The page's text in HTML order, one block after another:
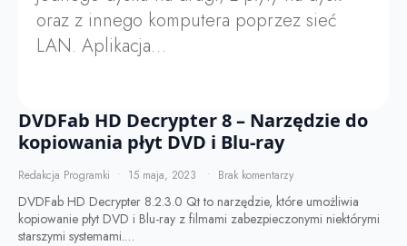
oraz z innego komputera poprzez sieć
LAN. Aplikacja…
DVDFab HD Decrypter 8 – Narzędzie do
kopiowania płyt DVD i Blu-ray
Redakcja Programki 15 maja, 2023 Brak komentarzy
DVDFab HD Decrypter 8.2.3.0 Qt to narzędzie, które umożliwia
kopiowanie płyt DVD i Blu-ray z filmami zabezpieczonymi niektórymi
starszymi systemami.…